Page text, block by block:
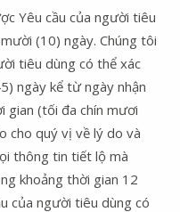
Yêu cầu của người tiêu
(10) ngày. Chúng tôi
tiêu dùng có thể xác
ngày kể từ ngày nhận
gian (tối đa chín mươi
cho quý vị về lý do và
thông tin tiết lộ mà
khoảng thời gian 12
của người tiêu dùng có